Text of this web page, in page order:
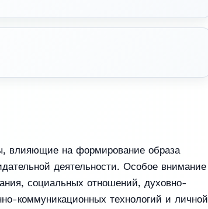
влияющие на формирование образа
деятельности. Особое внимание
социальных отношений, духовно-
коммуникационных технологий и личной